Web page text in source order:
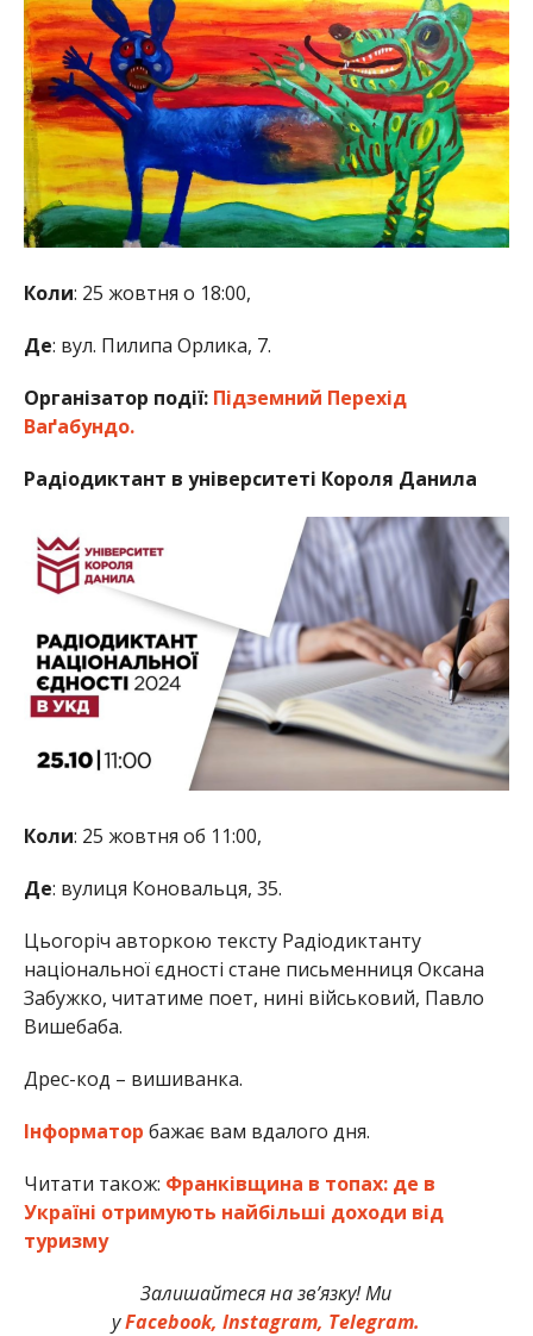
Коли: 25 жовтня о 18:00,
Де: вул. Пилипа Орлика, 7.
Організатор події: Підземний Перехід
Ваґабундо.
Радіодиктант в університеті Короля Данила
Коли: 25 жовтня об 11:00,
Де: вулиця Коновальця, 35.
Цьогоріч авторкою тексту Радіодиктанту
національної єдності стане письменниця Оксана
Забужко, читатиме поет, нині військовий, Павло
Вишебаба.
Дрес-код – вишиванка.
Інформатор бажає вам вдалого дня.
Читати також: Франківщина в топах: де в
Україні отримують найбільші доходи від
туризму
Залишайтеся на зв’язку! Ми
уFacebook, Instagram, Telegram.